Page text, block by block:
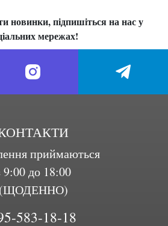
новинки, підпишіться на нас у
мережах!
приймаються
9:00 до 18:00
(ЩОДЕННО)
583-18-18